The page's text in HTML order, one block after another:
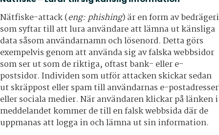
Nätfiske-attack (eng: phishing) är en form av bedrägeri
som syftar till att lura användare att lämna ut känsliga
data såsom användarnamn och lösenord. Detta görs
exempelvis genom att använda sig av falska webbsidor
som ser ut som de riktiga, oftast bank- eller e-
postsidor. Individen som utför attacken skickar sedan
ut skräppost eller spam till användarnas e-postadresser
eller sociala medier. När användaren klickar på länken i
meddelandet kommer de till en falsk webbsida där de
uppmanas att logga in och lämna ut sin information.